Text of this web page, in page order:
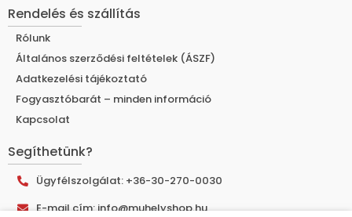
Rendelés és szállítás
Rólunk
Általános szerződési feltételek (ÁSZF)
Adatkezelési tájékoztató
Fogyasztóbarát – minden információ
Kapcsolat
Segíthetünk?
Ügyfélszolgálat: +36-30-270-0030
E-mail cím: info@muhelyshop.hu